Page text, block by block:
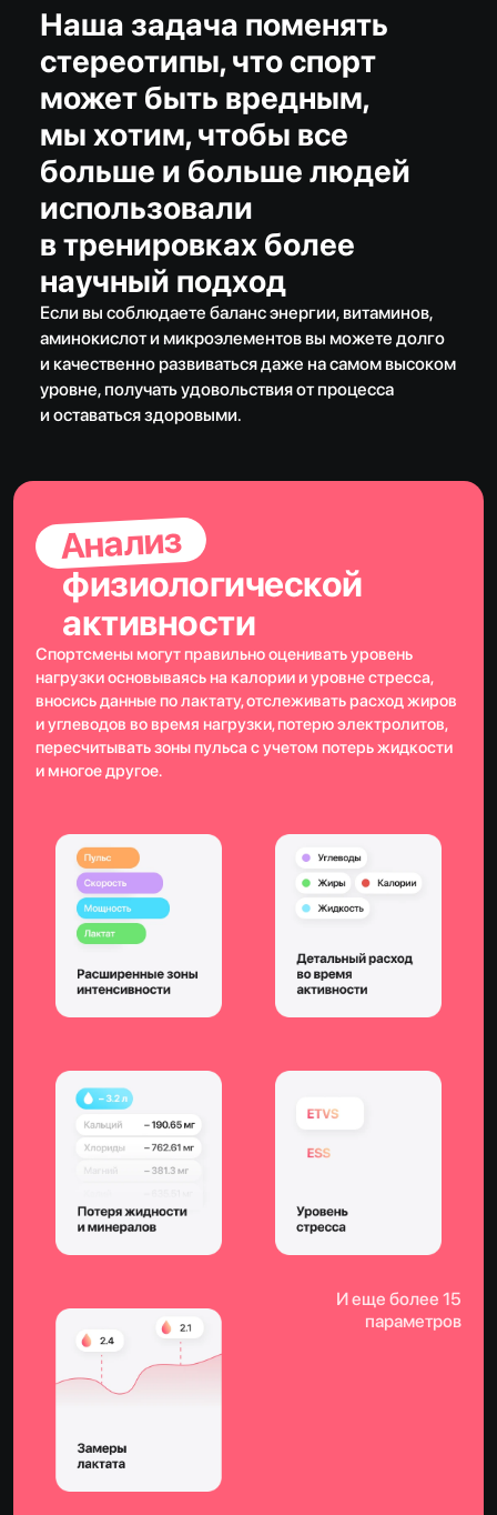
Наша задача поменять
стереотипы, что спорт
может быть вредным,
мы хотим, чтобы все
больше и больше людей
использовали
в тренировках более
научный подход
Если вы соблюдаете баланс энергии, витаминов,
аминокислот и микроэлементов вы можете долго
и качественно развиваться даже на самом высоком
уровне, получать удовольствия от процесса
и оставаться здоровыми.
Анализ
физиологической
активности
Спортсмены могут правильно оценивать уровень
нагрузки основываясь на калории и уровне стресса,
вносись данные по лактату, отслеживать расход жиров
и углеводов во время нагрузки, потерю электролитов,
пересчитывать зоны пульса с учетом потерь жидкости
и многое другое.
И еще более 15
параметров